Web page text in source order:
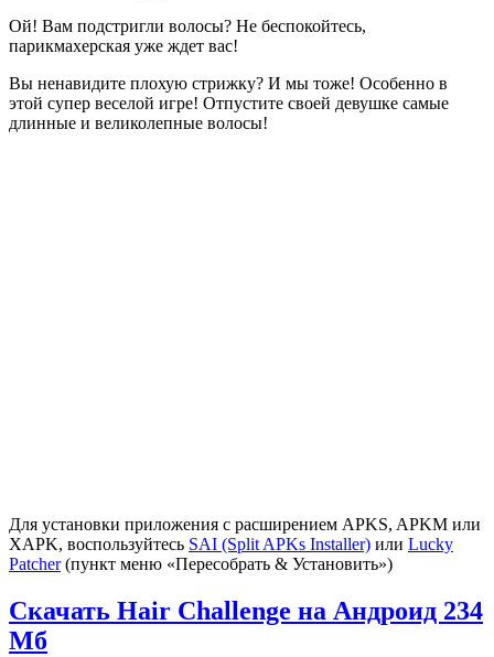
Ой! Вам подстригли волосы? Не беспокойтесь,
парикмахерская уже ждет вас!
Вы ненавидите плохую стрижку? И мы тоже! Особенно в
этой супер веселой игре! Отпустите своей девушке самые
длинные и великолепные волосы!
Для установки приложения с расширением APKS, APKM или
XAPK, воспользуйтесь SAI (Split APKs Installer) или Lucky
Patcher(пункт меню «Пересобрать & Установить»)
Скачать Hair Challenge на Андроид 234
Мб